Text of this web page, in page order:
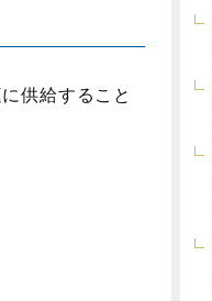
供給すること